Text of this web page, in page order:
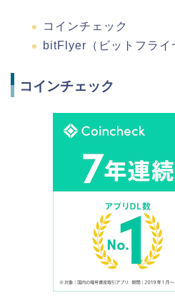
コインチェック
bitFlyer（ビットフライ
コインチェック